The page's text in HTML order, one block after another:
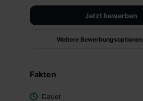
Jetzt bewerben
Weitere Bewerbungsoptionen
Fakten
Dauer